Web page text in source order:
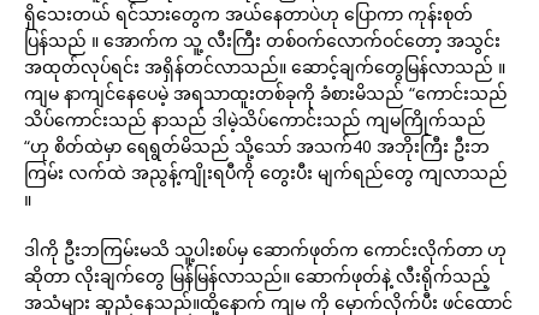
ရှိသေးတယ် ရင်သားတွေက အယ်နေတာပဲဟု ပြောကာ ကုန်းစုတ်
ပြန်သည် ။ အောက်က သူ့ လီးကြီး တစ်ဝက်လောက်ဝင်တော့ ‌အသွင်း
အထုတ်လုပ်ရင်း အရှိန်တင်လာသည်။ ဆောင့်ချက်တွေမြန်လာသည် ။
ကျမ နာကျင်နေပေမဲ့ အရသာထူးတစ်ခုကို ခံစားမိသည် “ကောင်းသည်
သိပ်ကောင်းသည် နာသည် ဒါမဲ့သိပ်ကောင်းသည် ကျမကြိုက်သည်
“ဟု စိတ်ထဲမှာ ရေရွတ်မိသည် သို့သော် အသက်‌40 အဘိုးကြီး ဦးဘ
ကြမ်း လက်ထဲ အညွန့်ကျိုးရပီကို တွေးပီး မျက်ရည်တွေ ကျလာသည်
။
ဒါကို ဦးဘကြမ်းမသိ သူ့ပါးစပ်မှ ဆောက်ဖုတ်က ကောင်းလိုက်တာ ဟု
ဆိုတာ လိုးချက်တွေ မြန်မြန်လာသည်။ ဆောက်ဖုတ်နဲ့ လီးရိုက်သည့်
အသံများ ဆူညံနေသည်။ထို့နောက် ကျမ ကို မှောက်လိုက်ပီး ဖင်ထောင်